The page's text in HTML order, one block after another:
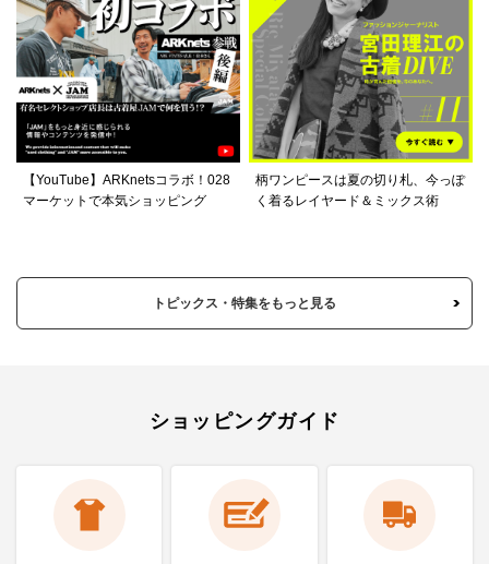
【YouTube】ARKnetsコラボ！028
マーケットで本気ショッピング
柄ワンピースは夏の切り札、今っぽ
く着るレイヤード＆ミックス術
トピックス・特集をもっと見る
ショッピングガイド